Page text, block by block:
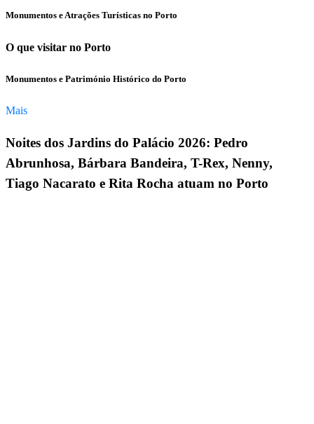
Monumentos e Atrações Turísticas no Porto
O que visitar no Porto
Monumentos e Património Histórico do Porto
Mais
Noites dos Jardins do Palácio 2026: Pedro
Abrunhosa, Bárbara Bandeira, T-Rex, Nenny,
Tiago Nacarato e Rita Rocha atuam no Porto